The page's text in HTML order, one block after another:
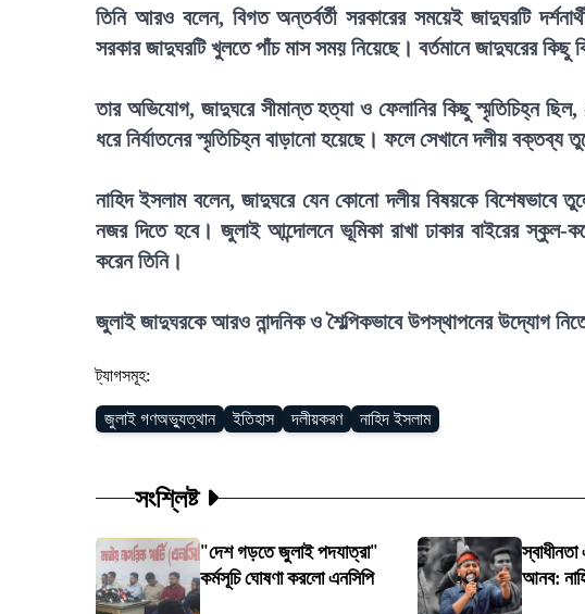
তিনি আরও বলেন, বিগত অন্তর্বর্তী সরকারের সময়েই জাদুঘরটি
সরকার জাদুঘরটি খুলতে পাঁচ মাস সময় নিয়েছে। বর্তমানে জাদুঘরের কিছু
তার অভিযোগ, জাদুঘরে সীমান্ত হত্যা ও ফেলানির কিছু স্মৃতিচিহ্ন
ধরে নির্যাতনের স্মৃতিচিহ্ন বাড়ানো হয়েছে। ফলে সেখানে দলীয় বক্তব্য
নাহিদ ইসলাম বলেন, জাদুঘরে যেন কোনো দলীয় বিষয়কে বিশেষভাবে
নজর দিতে হবে। জুলাই আন্দোলনে ভূমিকা রাখা ঢাকার বাইরের
করেন তিনি।
জুলাই জাদুঘরকে আরও নান্দনিক ও শৈল্পিকভাবে উপস্থাপনের উদ্যোগ
ট্যাগসমূহ:
জুলাই গণঅভ্যুত্থান ইতিহাস দলীয়করণ নাহিদ ইসলাম
সংশ্লিষ্ট
"দেশ গড়তে জুলাই পদযাত্রা"
কর্মসূচি ঘোষণা করলো এনসিপি
আনব: